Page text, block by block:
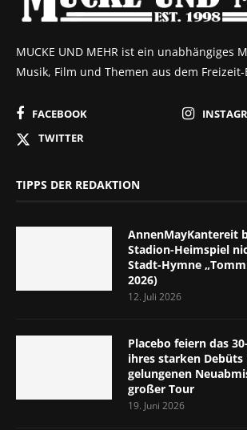
MUCKE UND MEHR ist ein unabhängiges
Musik, Film und Themen aus dem
FACEBOOK
TWITTER
TIPPS DER REDAKTION
AnnenMayKantereit
Stadion-Heimspiel
Stadt-Hymne
2026)
12. Juli 2026
Placebo feiern das
ihres starken
gelungenen
großer Tour
19. Juni 2026